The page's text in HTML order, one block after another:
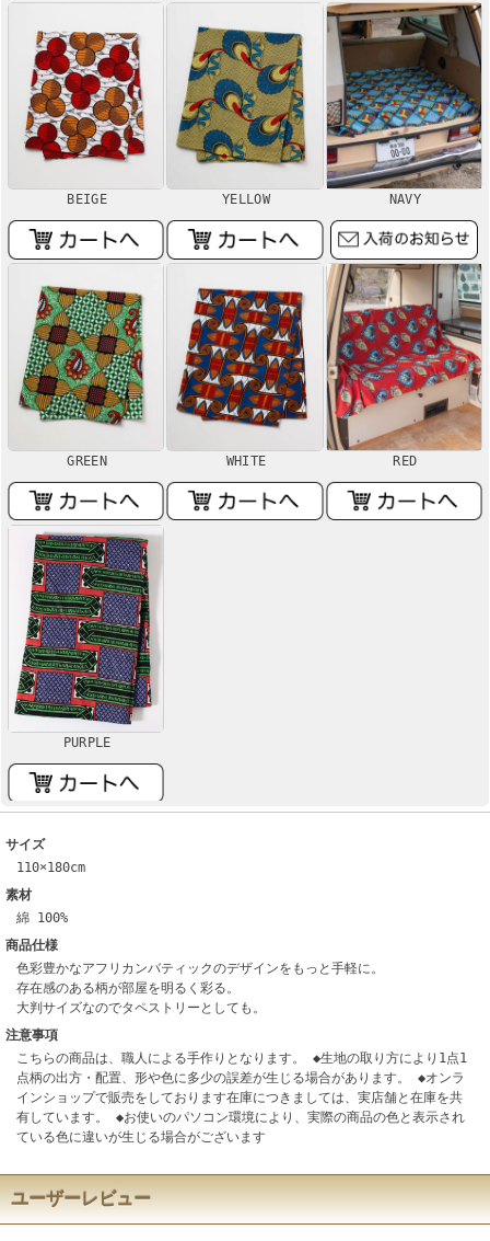
BEIGE YELLOW NAVY
GREEN WHITE RED
PURPLE
サイズ
110×180cm
素材
綿 100%
商品仕様
色彩豊かなアフリカンバティックのデザインをもっと手軽に。
存在感のある柄が部屋を明るく彩る。
大判サイズなのでタペストリーとしても。
注意事項
こちらの商品は、職人による手作りとなります。 ◆生地の取り方により1点1
点柄の出方・配置、形や色に多少の誤差が生じる場合があります。 ◆オンラ
インショップで販売をしております在庫につきましては、実店舗と在庫を共
有しています。 ◆お使いのパソコン環境により、実際の商品の色と表示され
ている色に違いが生じる場合がございます
ユーザーレビュー